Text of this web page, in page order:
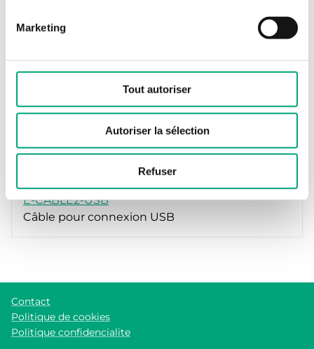
Marketing
Tout autoriser
Autoriser la sélection
Refuser
E-CABLE2-USB
Câble pour connexion USB
Contact
Politique de cookies
Politique confidencialite